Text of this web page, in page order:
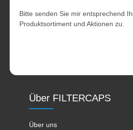
Bitte senden Sie mir entsprechend
Produktsortiment und Aktionen zu.
Über FILTERCAPS
Über uns